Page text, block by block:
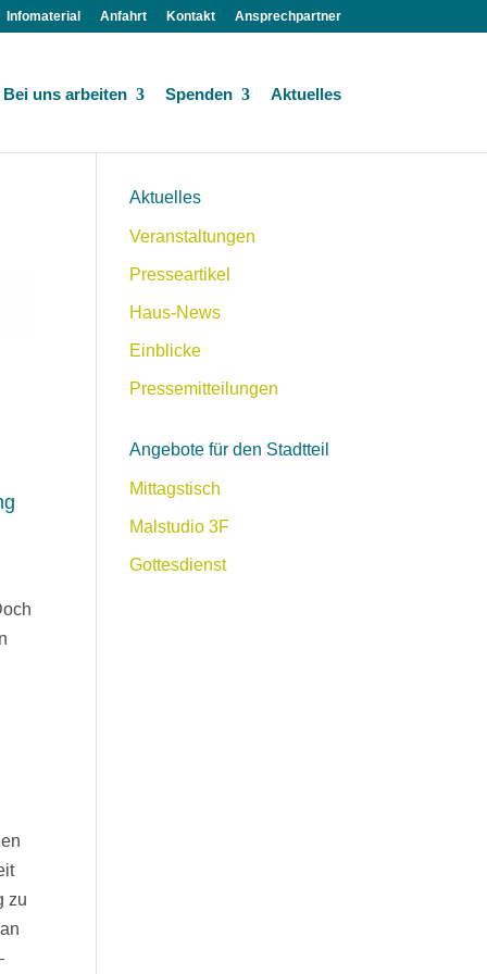
Infomaterial Anfahrt Kontakt Ansprechpartner
Bei uns arbeiten Spenden Aktuelles
zu
Aktuelles
Veranstaltungen
Presseartikel
Haus-News
Einblicke
Pressemitteilungen
Angebote für den Stadtteil
Mittagstisch
Malstudio 3F
Gottesdienst